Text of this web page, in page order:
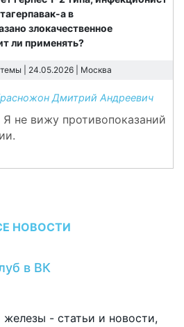
а в
злокачественное
ли применять?
| 24.05.2026 | Москва
Дмитрий Андреевич
Я не вижу противопоказаний
НОВОСТИ
в ВК
- статьи и новости,